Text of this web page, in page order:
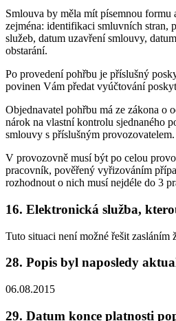
Smlouva by měla mít písemnou formu
zejména: identifikaci smluvních stran,
služeb, datum uzavření smlouvy,
obstarání.
Po provedení pohřbu je příslušný
povinen Vám předat vyúčtování
Objednavatel pohřbu má ze zákona o
nárok na vlastní kontrolu sjednaného
smlouvy s příslušným provozovatelem.
V provozovně musí být po celou
pracovník, pověřený vyřizováním
rozhodnout o nich musí nejdéle do 3
16. Elektronická služba,
Tuto situaci není možné řešit zasláním
28. Popis byl naposledy
06.08.2015
29. Datum konce platnosti